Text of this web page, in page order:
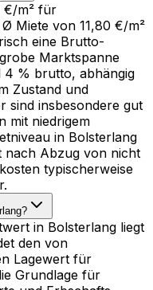
€/m² für
Miete von 11,80 €/m²
eine Brutto-
Marktspanne
4 % brutto, abhängig
Zustand und
sind insbesondere gut
mit niedrigem
in Bolsterlang
nach Abzug von nicht
typischerweise
in Bolsterlang liegt
den von
Lagewert für
Grundlage für